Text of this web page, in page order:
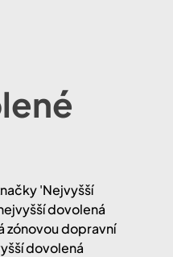
'Nejvyšší
dovolená
zónovou dopravní
dovolená